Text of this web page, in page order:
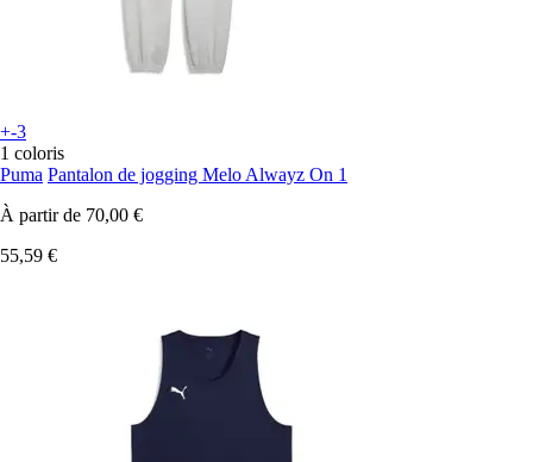
+-3
1 coloris
Puma Pantalon de jogging Melo Alwayz On 1
À partir de 70,00 €
55,59 €